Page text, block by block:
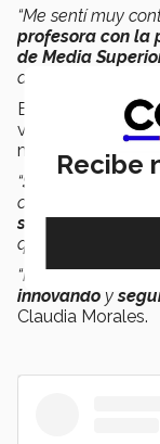
“Me sentí muy
profesora con la
de Media
desarrollado en
El día de la
varios de los
medalla,
tenían
“Sentí una
con grandes
sencillo, perola
quedarás
“Recibirla
innovando y
Claudia Morales.
Recibe